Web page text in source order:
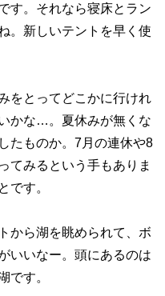
す。それなら寝床とラン
。新しいテントを早く使
をとってどこかに行けれ
かな…。夏休みが無くな
たものか。7月の連休や8
てみるという手もありま
です。
から湖を眺められて、ボ
いいなー。頭にあるのは
です。